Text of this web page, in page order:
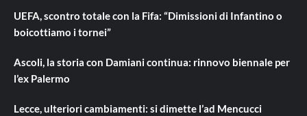
UEFA, scontro totale con la Fifa: “Dimissioni di Infantino o
boicottiamo i tornei”
Ascoli, la storia con Damiani continua: rinnovo biennale per
l’ex Palermo
Lecce, ulteriori cambiamenti: si dimette l’ad Mencucci